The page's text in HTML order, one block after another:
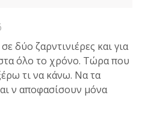
δύο ζαρντινιέρες και για
όλο το χρόνο. Τώρα που
τι να κάνω. Να τα
ν αποφασίσουν μόνα